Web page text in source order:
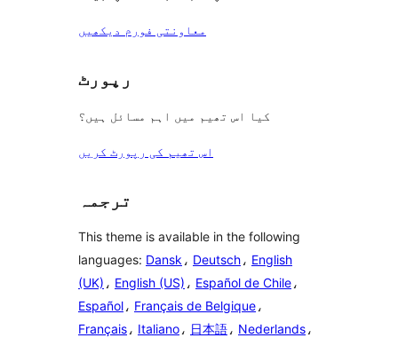
معاونتی فورم دیکھیں
رپورٹ
کیا اس تھیم میں اہم مسائل ہیں؟
اس تھیم کی رپورٹ کریں
ترجمہ
This theme is available in the following
languages: Dansk، Deutsch، English
(UK) ، English (US) ، Español de Chile،
Español، Français de Belgique،
Français، Italiano، 日本語، Nederlands،